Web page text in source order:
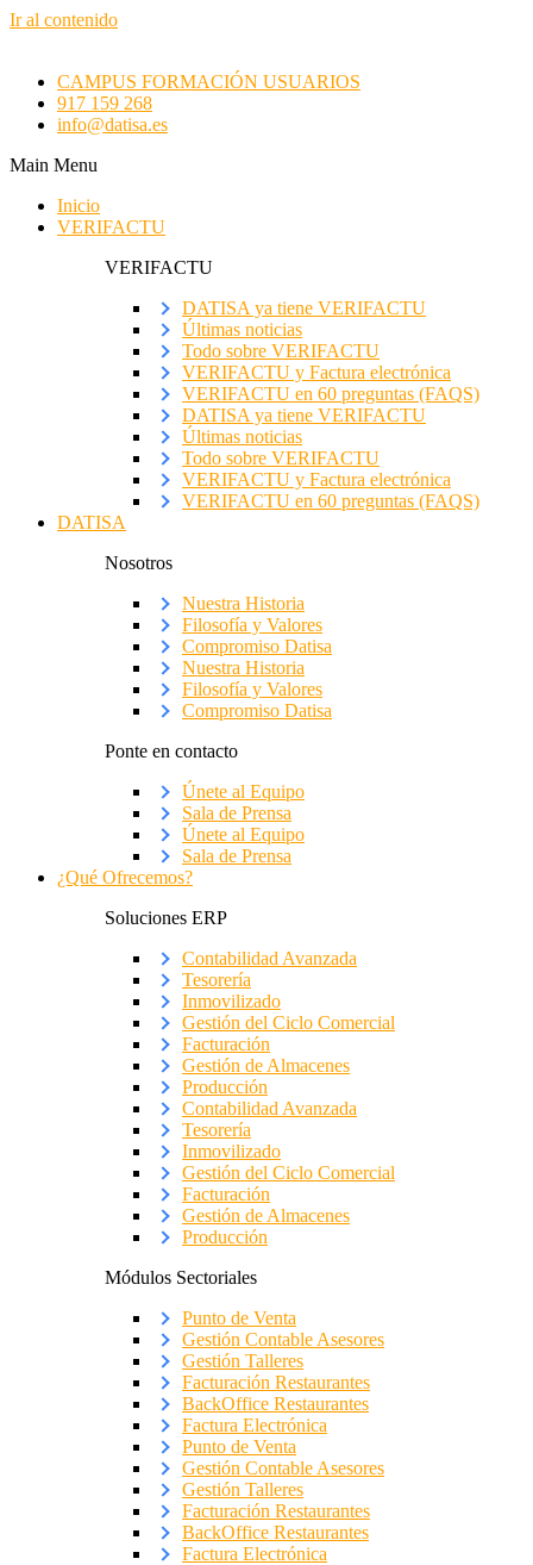
Ir al contenido
CAMPUS FORMACIÓN USUARIOS
917 159 268
info@datisa.es
Main Menu
Inicio
VERIFACTU
VERIFACTU
DATISA ya tiene VERIFACTU
Últimas noticias
Todo sobre VERIFACTU
VERIFACTU y Factura electrónica
VERIFACTU en 60 preguntas (FAQS)
DATISA ya tiene VERIFACTU
Últimas noticias
Todo sobre VERIFACTU
VERIFACTU y Factura electrónica
VERIFACTU en 60 preguntas (FAQS)
DATISA
Nosotros
Nuestra Historia
Filosofía y Valores
Compromiso Datisa
Nuestra Historia
Filosofía y Valores
Compromiso Datisa
Ponte en contacto
Únete al Equipo
Sala de Prensa
Únete al Equipo
Sala de Prensa
¿Qué Ofrecemos?
Soluciones ERP
Contabilidad Avanzada
Tesorería
Inmovilizado
Gestión del Ciclo Comercial
Facturación
Gestión de Almacenes
Producción
Contabilidad Avanzada
Tesorería
Inmovilizado
Gestión del Ciclo Comercial
Facturación
Gestión de Almacenes
Producción
Módulos Sectoriales
Punto de Venta
Gestión Contable Asesores
Gestión Talleres
Facturación Restaurantes
BackOffice Restaurantes
Factura Electrónica
Punto de Venta
Gestión Contable Asesores
Gestión Talleres
Facturación Restaurantes
BackOffice Restaurantes
Factura Electrónica